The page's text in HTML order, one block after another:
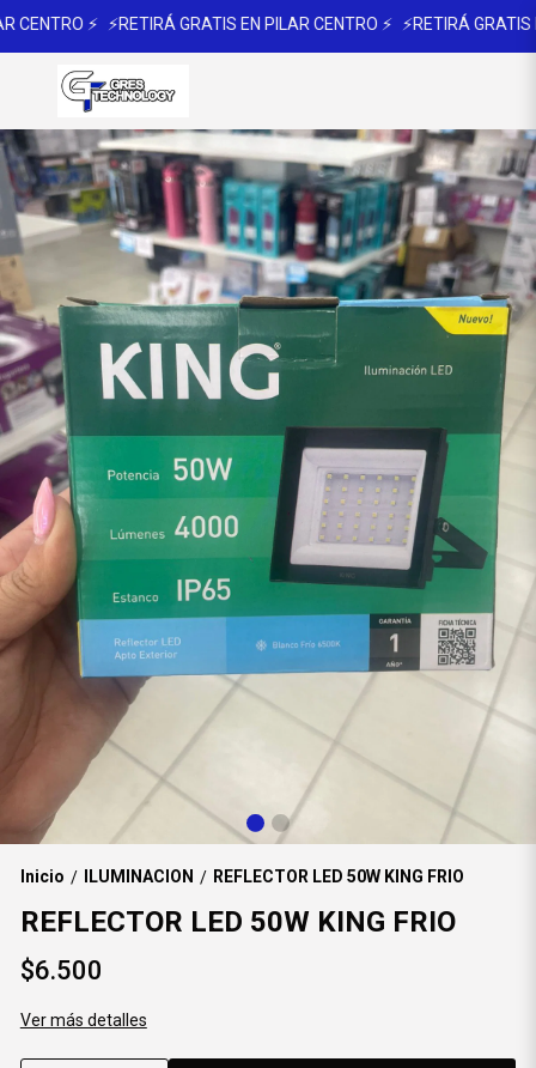
⚡ ⚡RETIRÁ GRATIS EN PILAR CENTRO ⚡ ⚡RETIRÁ GRATIS
Inicio / ILUMINACION / REFLECTOR LED 50W KING FRIO
REFLECTOR LED 50W KING FRIO
$6.500
Ver más detalles